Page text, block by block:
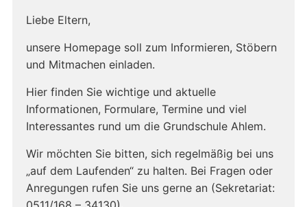
Liebe Eltern,
unsere Homepage soll zum Informieren, Stöbern
und Mitmachen einladen.
Hier finden Sie wichtige und aktuelle
Informationen, Formulare, Termine und viel
Interessantes rund um die Grundschule Ahlem.
Wir möchten Sie bitten, sich regelmäßig bei uns
„auf dem Laufenden“ zu halten. Bei Fragen oder
Anregungen rufen Sie uns gerne an (Sekretariat: